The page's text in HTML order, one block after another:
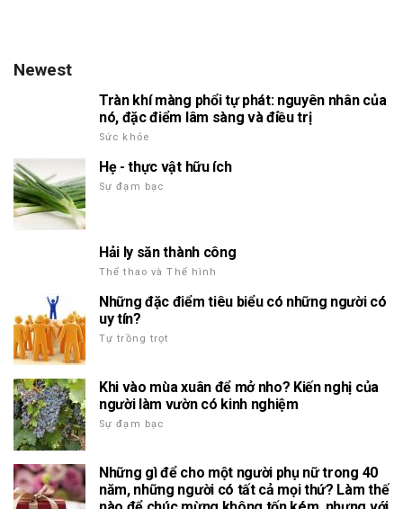
Newest
Tràn khí màng phổi tự phát: nguyên nhân của
nó, đặc điểm lâm sàng và điều trị
Sức khỏe
Hẹ - thực vật hữu ích
Sự đạm bạc
Hải ly săn thành công
Thể thao và Thể hình
Những đặc điểm tiêu biểu có những người có
uy tín?
Tự trồng trọt
Khi vào mùa xuân để mở nho? Kiến nghị của
người làm vườn có kinh nghiệm
Sự đạm bạc
Những gì để cho một người phụ nữ trong 40
năm, những người có tất cả mọi thứ? Làm thế